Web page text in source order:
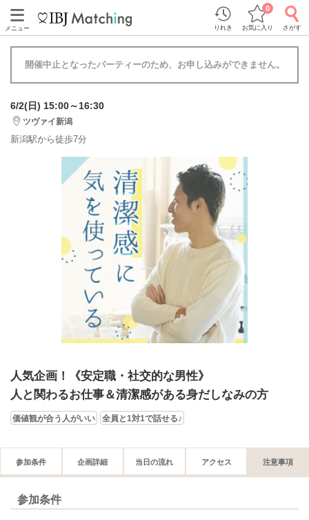
メニュー りれき お気に入り
0
さがす
開催中止となったパーティーのため、お申し込みができません。
6/2(日) 15:00～16:30
ツヴァイ新潟
新潟駅から徒歩7分
人気企画！《安定職・社交的な男性》
人と関わるお仕事＆清潔感がある身だしなみの方
価値観が合う人がいい 全員と1対1で話せる♪
参加条件 企画詳細 当日の流れ アクセス 注意事項
参加条件